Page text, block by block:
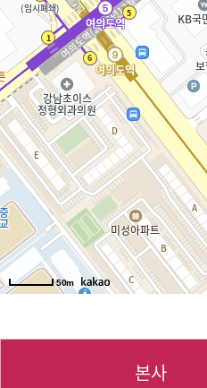
50m
본사